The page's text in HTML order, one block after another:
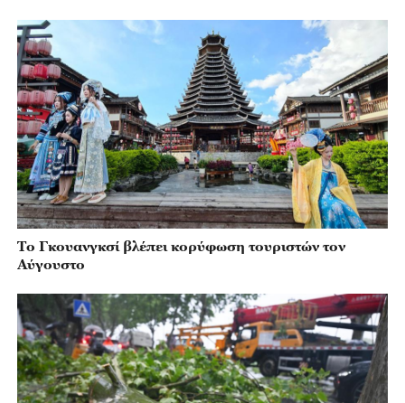
Το Γκουανγκσί βλέπει κορύφωση τουριστών τον
Αύγουστο